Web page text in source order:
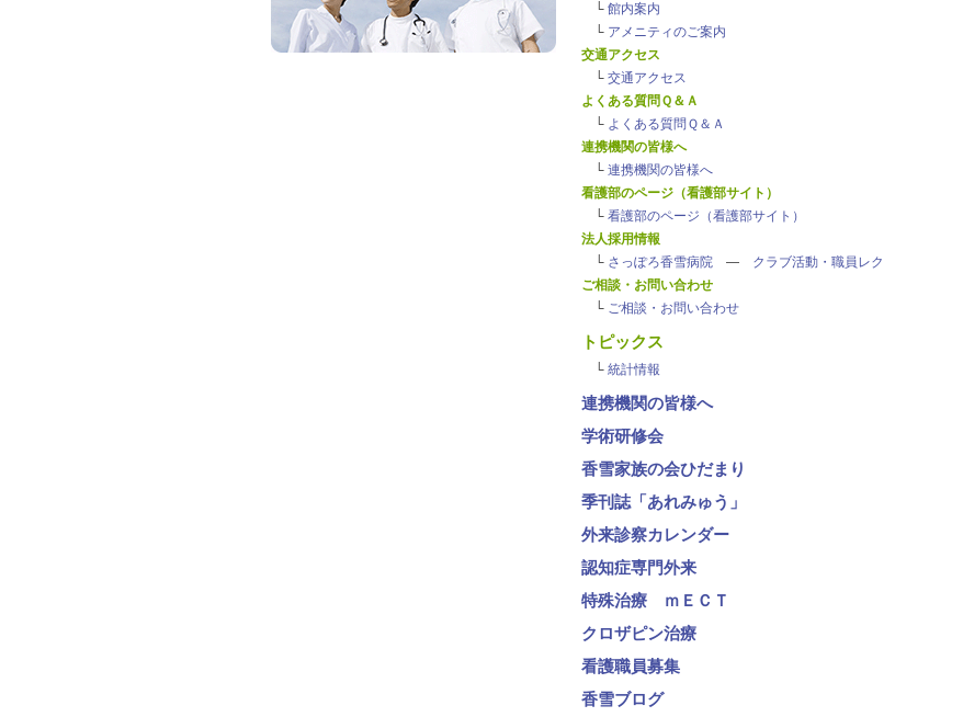
└ 館内案内
└ アメニティのご案内
交通アクセス
└ 交通アクセス
よくある質問Ｑ＆Ａ
└ よくある質問Ｑ＆Ａ
連携機関の皆様へ
└ 連携機関の皆様へ
看護部のページ（看護部サイト）
└ 看護部のページ（看護部サイト）
法人採用情報
└ さっぽろ香雪病院 ― クラブ活動・職員レク
ご相談・お問い合わせ
└ ご相談・お問い合わせ
トピックス
└ 統計情報
連携機関の皆様へ
学術研修会
香雪家族の会ひだまり
季刊誌「あれみゅう」
外来診察カレンダー
認知症専門外来
特殊治療 ｍＥＣＴ
クロザピン治療
看護職員募集
香雪ブログ